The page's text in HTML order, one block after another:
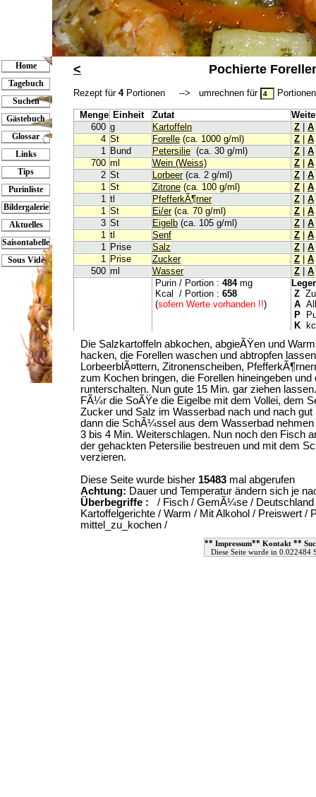
Home
Tagebuch
Suchen
Gästebuch
Glossar
Links
Tips
Purinliste
Bildergalerie
Aktuelles
Saisontabelle
Sous Vide
< Pochierte
Rezept für 4Portionen --> umrechnen für
Menge Einheit Zutat
600 g Kartoffeln Z A
4 St Forelle (ca. 1000 g/ml) Z A
1 Bund Petersilie (ca. 30 g/ml) Z A
700 ml Wein (Weiss) Z A
2 St Lorbeer(ca. 2 g/ml) Z A
1 St Zitrone (ca. 100 g/ml) Z A
1 tl PfefferkÃ¶rner Z A
1 St Ei/er(ca. 70 g/ml) Z A
3 St Eigelb (ca. 105 g/ml) Z A
1 tl Senf Z A
1 Prise Salz Z A
1 Prise Zucker Z A
500 ml Wasser Z A
Purin / Portion : 484 mg
Kcal / Portion : 658
(sofern Werte vorhanden !!)
Z
A
P
K
Die Salzkartoffeln abkochen, abgieÃŸen und
hacken, die Forellen waschen und abtropfen
LorbeerblÃ¤ttern, Zitronenscheiben,
zum Kochen bringen, die Forellen hineingeben und
runterschalten. Nun gute 15 Min. gar ziehen lassen.
FÃ¼r die SoÃŸe die Eigelbe mit dem Vollei, dem
Zucker und Salz im Wasserbad nach und nach
dann die SchÃ¼ssel aus dem Wasserbad
3 bis 4 Min. Weiterschlagen. Nun noch den Fisch
der gehackten Petersilie bestreuen und mit dem
verzieren.
Diese Seite wurde bisher 15483 mal abgerufen
Achtung: Dauer und Temperatur ändern sich je
Überbegriffe : / Fisch / GemÃ¼se / Deutschland
Kartoffelgerichte / Warm / Mit Alkohol / Preiswert /
mittel_zu_kochen /
** Impressum** Kontakt **
Diese Seite wurde in 0.022484